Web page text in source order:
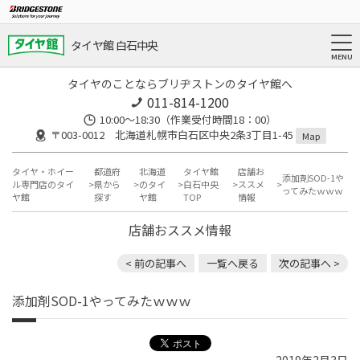
タイヤ館 白石中央
タイヤのことならブリヂストンのタイヤ館へ
011-814-1200
10:00～18:30（作業受付時間18：00）
〒003-0012 北海道札幌市白石区中央2条3丁目1-45
Map
タイヤ・ホイー
ル専門店のタイ
ヤ館
都道府
県から
探す
北海道
のタイ
ヤ館
タイヤ館
白石中央
TOP
店舗お
ススメ
情報
添加剤SOD-1や
ってみたｗｗｗ
店舗おススメ情報
< 前の記事へ 一覧へ戻る 次の記事へ >
添加剤SOD-1やってみたｗｗｗ